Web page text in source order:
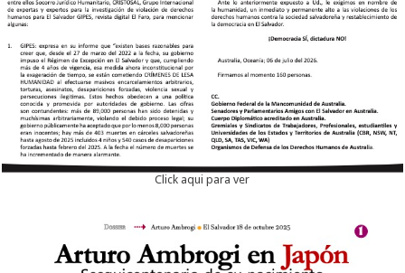
Click aqui para ver